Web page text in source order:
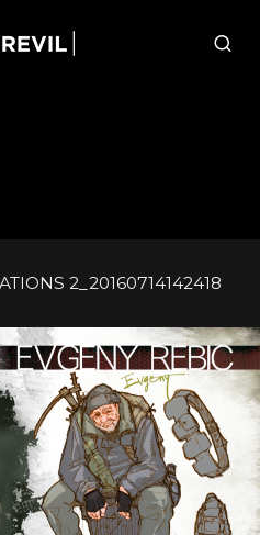
2_20160714142418